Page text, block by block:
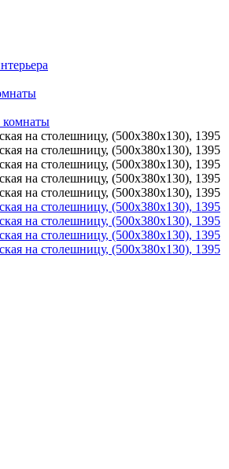
комнаты
на столешницу, (500х380х130), 1395